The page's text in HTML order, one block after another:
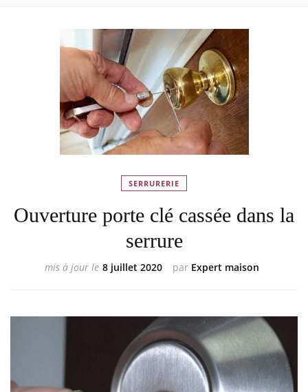
SERRURERIE
Ouverture porte clé cassée dans la
serrure
par Expert maison
mis à jour le 8 juillet 2020